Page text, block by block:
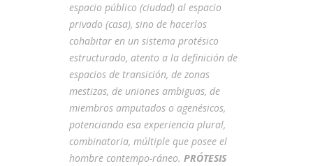
espacio público (ciudad) al espacio
privado (casa), sino de hacerlos
cohabitar en un sistema protésico
estructurado, atento a la definición de
espacios de transición, de zonas
mestizas, de uniones ambiguas, de
miembros amputados o agenésicos,
potenciando esa experiencia plural,
combinatoria, múltiple que posee el
hombre contempo-ráneo. PRÓTESIS